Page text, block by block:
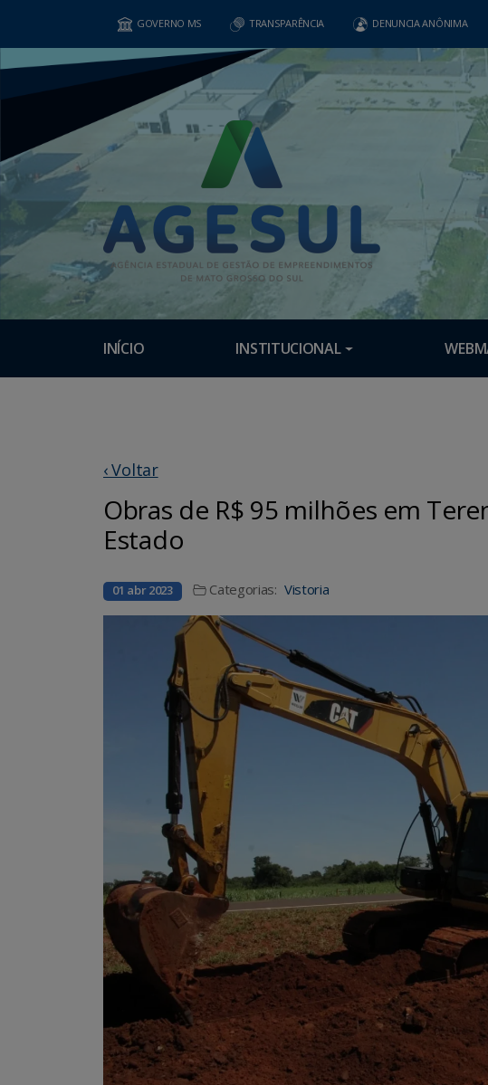
GOVERNO MS TRANSPARÊNCIA DENUNCIA ANÔNIMA
INÍCIO INSTITUCIONAL
‹ Voltar
Obras de R$ 95 milhões em
Estado
01 abr 2023 Categorias: Vistoria